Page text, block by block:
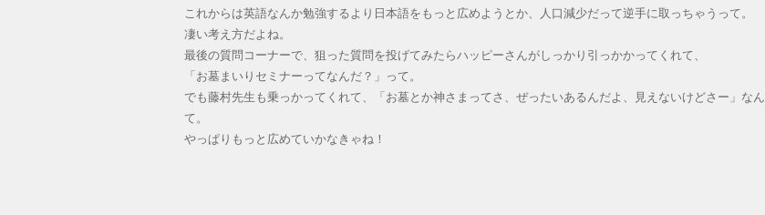
これからは英語なんか勉強するより日本語をもっと広めようとか、人口減少だって逆手に取っちゃうって。
凄い考え方だよね。
最後の質問コーナーで、狙った質問を投げてみたらハッピーさんがしっかり引っかかってくれて、
「お墓まいりセミナーってなんだ？」って。
でも藤村先生も乗っかってくれて、「お墓とか神さまってさ、ぜったいあるんだよ、見えないけどさー」なん
て。
やっぱりもっと広めていかなきゃね！